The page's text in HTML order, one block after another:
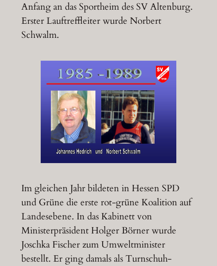
Anfang an das Sportheim des SV Altenburg.
Erster Lauftreffleiter wurde Norbert
Schwalm.
Im gleichen Jahr bildeten in Hessen SPD
und Grüne die erste rot-grüne Koalition auf
Landesebene. In das Kabinett von
Ministerpräsident Holger Börner wurde
Joschka Fischer zum Umweltminister
bestellt. Er ging damals als Turnschuh-